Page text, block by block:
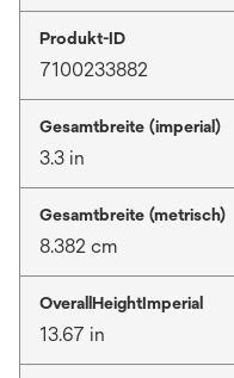
Produkt-ID
7100233882
Gesamtbreite (imperial)
3.3 in
Gesamtbreite (metrisch)
8.382 cm
OverallHeightImperial
13.67 in